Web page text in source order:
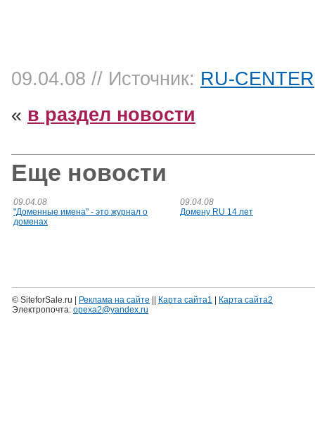
09.04.08 // Источник: RU-CENTER
« в раздел новости
Еще новости
09.04.08
"Доменные имена" - это журнал о
доменах
09.04.08
Домену RU 14 лет
© SiteforSale.ru | Реклама на сайте Карта сайта1
Карта сайта2
Электропочта: opexa2@yandex.ru